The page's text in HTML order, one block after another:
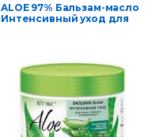
ALOE 97% Бальзам-масло
Интенсивный уход для